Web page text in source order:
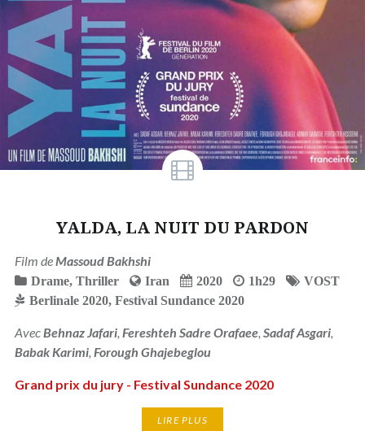
YALDA, LA NUIT DU PARDON
Film de Massoud Bakhshi
Drame, Thriller Iran 2020 1h29
VOST
Berlinale 2020, Festival Sundance 2020
Avec Behnaz Jafari, Fereshteh Sadre Orafaee, Sadaf Asgari,
Babak Karimi, Forough Ghajebeglou
Grand prix du jury - Festival Sundance 2020
LIRE PLUS